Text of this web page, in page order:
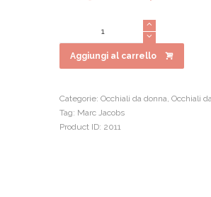
prezzo
originale
era:
€175.00.
561
quantità
Aggiungi al carrello
Categorie: Occhiali da donna, Occhiali
Tag: Marc Jacobs
Product ID: 2011